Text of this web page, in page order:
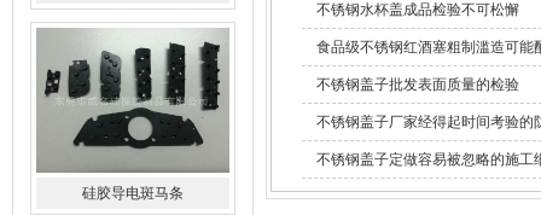
硅胶导电斑马条
不锈钢水杯盖成品检验不可松懈
食品级不锈钢红酒塞粗制滥造可能
不锈钢盖子批发表面质量的检验
不锈钢盖子厂家经得起时间考验的
不锈钢盖子定做容易被忽略的施工